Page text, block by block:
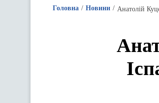
Головна Новини Анатолій